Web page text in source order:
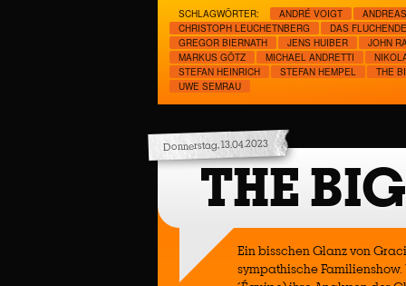
SCHLAGWÖRTER: ANDRÉ VOIGT
CHRISTOPH LEUCHETNBERG
DAS
GREGOR BIERNATH
JENS HUIBER JOHN
MARKUS GÖTZ
MICHAEL ANDRETTI
STEFAN HEINRICH
STEFAN HEMPEL THE
UWE SEMRAU
Donnerstag, 13.04.2023
THE
Ein bisschen Glanz von
sympathische